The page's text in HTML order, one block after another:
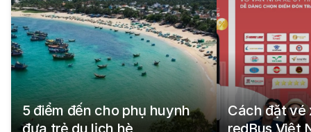
5 điểm đến cho phụ huynh
đưa trẻ du lịch hè
Cách đặt vé
redBus Việt